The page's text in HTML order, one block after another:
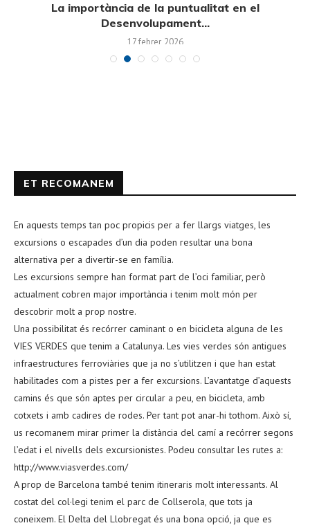
La importància de la puntualitat en el
Desenvolupament...
17 febrer, 2026
ET RECOMANEM
En aquests temps tan poc propicis per a fer llargs viatges, les
excursions o escapades d’un dia poden resultar una bona
alternativa per a divertir-se en família.
Les excursions sempre han format part de l’oci familiar, però
actualment cobren major importància i tenim molt món per
descobrir molt a prop nostre.
Una possibilitat és recórrer caminant o en bicicleta alguna de les
VIES VERDES que tenim a Catalunya. Les vies verdes són antigues
infraestructures ferroviàries que ja no s’utilitzen i que han estat
habilitades com a pistes per a fer excursions. L’avantatge d’aquests
camins és que són aptes per circular a peu, en bicicleta, amb
cotxets i amb cadires de rodes. Per tant pot anar-hi tothom. Això sí,
us recomanem mirar primer la distància del camí a recórrer segons
l’edat i el nivells dels excursionistes. Podeu consultar les rutes a:
http://www.viasverdes.com/
A prop de Barcelona també tenim itineraris molt interessants. Al
costat del col·legi tenim el parc de Collserola, que tots ja
coneixem. El Delta del Llobregat és una bona opció, ja que es